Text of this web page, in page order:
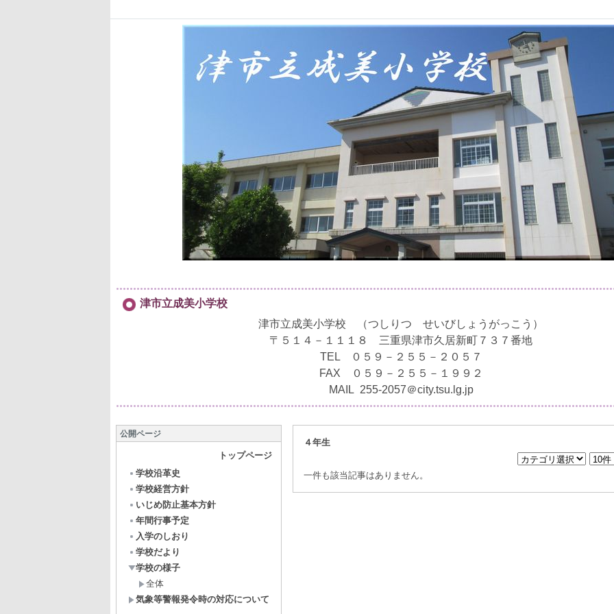
津市立成美小学校
津市立成美小学校 （つしりつ せいびしょうがっこう）
〒５１４－１１１８ 三重県津市久居新町７３７番地
TEL ０５９－２５５－２０５７
FAX ０５９－２５５－１９９２
MAIL 255-2057＠city.tsu.lg.jp
公開ページ
トップページ
学校沿革史
学校経営方針
いじめ防止基本方針
年間行事予定
入学のしおり
学校だより
学校の様子
全体
気象等警報発令時の対応について
４年生
一件も該当記事はありません。